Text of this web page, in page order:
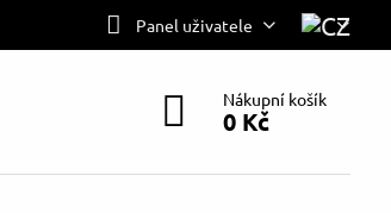
Panel uživatele
Nákupní košík
0 Kč